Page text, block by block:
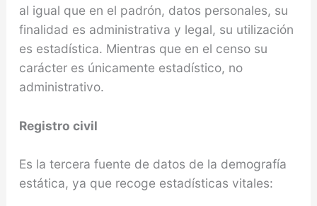
al igual que en el padrón, datos personales, su
finalidad es administrativa y legal, su utilización
es estadística. Mientras que en el censo su
carácter es únicamente estadístico, no
administrativo.
Registro civil
Es la tercera fuente de datos de la demografía
estática, ya que recoge estadísticas vitales: